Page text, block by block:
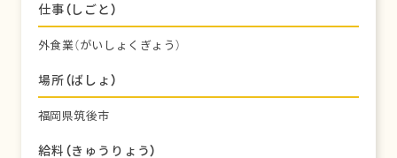
仕事（しごと）
外食業（がいしょくぎょう）
場所（ばしょ）
福岡県筑後市
給料（きゅうりょう）